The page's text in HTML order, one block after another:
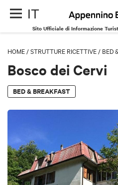
IT
Sito Ufficiale di Informazione
HOME /STRUTTURE RICETTIVE / BED
Bosco dei Cervi
BED & BREAKFAST